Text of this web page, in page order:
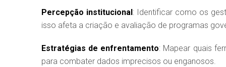
Percepção institucional : Identificar como os
isso afeta a criação e avaliação de programas
Estratégias de enfrentamento: Mapear quais
para combater dados imprecisos ou enganosos.